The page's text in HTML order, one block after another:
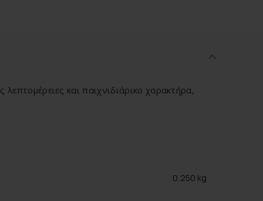
και παιχνιδιάρικο χαρακτήρα,
0,250 kg